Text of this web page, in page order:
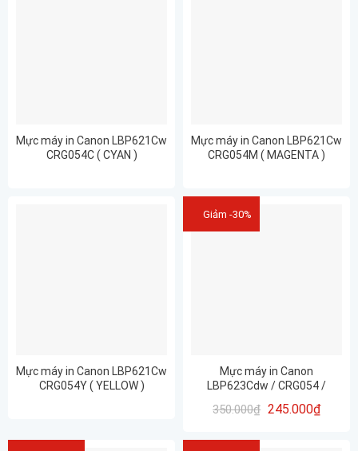
Mực máy in Canon LBP621Cw
CRG054C ( CYAN )
Mực máy in Canon LBP621Cw
CRG054M ( MAGENTA )
Mực máy in Canon LBP621Cw
CRG054Y ( YELLOW )
Giảm -30%
Mực máy in Canon
LBP623Cdw / CRG054 /
CRG054Y/ CRG054M
350.000₫ 245.000₫